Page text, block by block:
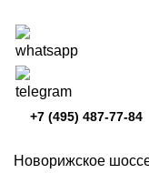
+7 (495) 487-77-84
Новорижское